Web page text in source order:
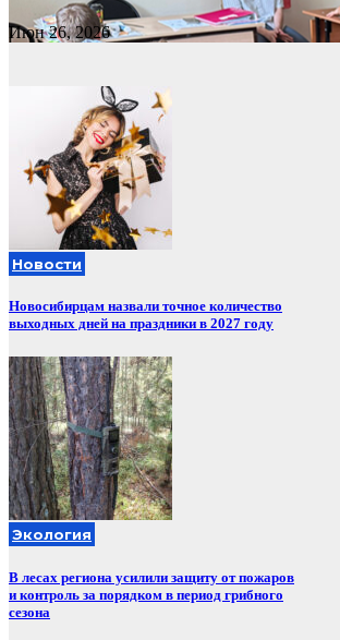
Июн 26, 2026
Новости
Новосибирцам назвали точное количество
выходных дней на праздники в 2027 году
Экология
В лесах региона усилили защиту от пожаров
и контроль за порядком в период грибного
сезона